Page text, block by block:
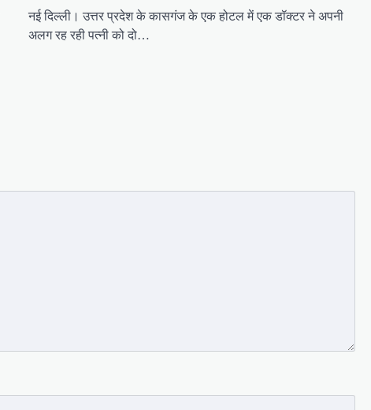
नई दिल्ली। उत्तर प्रदेश के कासगंज के एक होटल में एक डॉक्टर ने अपनी
अलग रह रही पत्नी को दो…